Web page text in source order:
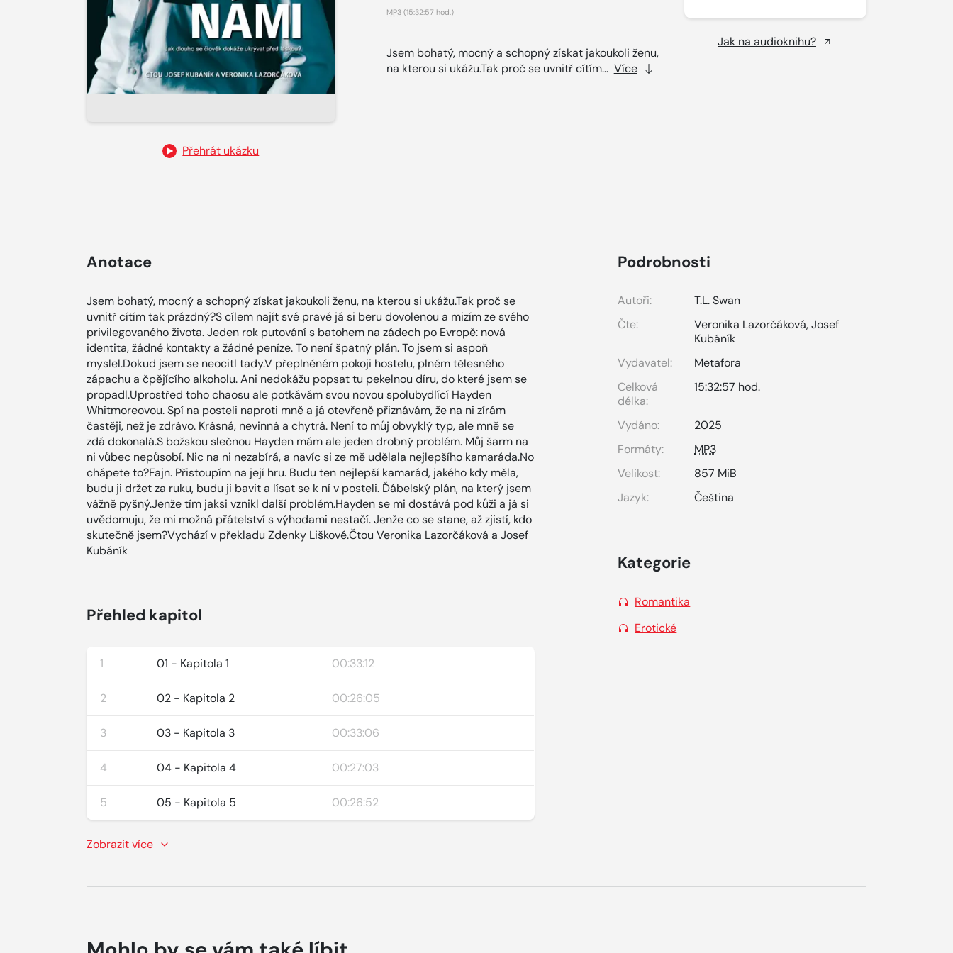
Přehrát ukázku
MP3(15:32:57 hod.)
Jsem bohatý, mocný a schopný získat jakoukoli ženu,
na kterou si ukážu.Tak proč se uvnitř cítím... Více
Jak na audioknihu?
Anotace
Jsem bohatý, mocný a schopný získat jakoukoli ženu, na kterou si ukážu.Tak proč se
uvnitř cítím tak prázdný?S cílem najít své pravé já si beru dovolenou a mizím ze svého
privilegovaného života. Jeden rok putování s batohem na zádech po Evropě: nová
identita, žádné kontakty a žádné peníze. To není špatný plán. To jsem si aspoň
myslel.Dokud jsem se neocitl tady.V přeplněném pokoji hostelu, plném tělesného
zápachu a čpějícího alkoholu. Ani nedokážu popsat tu pekelnou díru, do které jsem se
propadl.Uprostřed toho chaosu ale potkávám svou novou spolubydlící Hayden
Whitmoreovou. Spí na posteli naproti mně a já otevřeně přiznávám, že na ni zírám
častěji, než je zdrávo. Krásná, nevinná a chytrá. Není to můj obvyklý typ, ale mně se
zdá dokonalá.S božskou slečnou Hayden mám ale jeden drobný problém. Můj šarm na
ni vůbec nepůsobí. Nic na ni nezabírá, a navíc si ze mě udělala nejlepšího kamaráda.No
chápete to?Fajn. Přistoupím na její hru. Budu ten nejlepší kamarád, jakého kdy měla,
budu ji držet za ruku, budu ji bavit a lísat se k ní v posteli. Ďábelský plán, na který jsem
vážně pyšný.Jenže tím jaksi vznikl další problém.Hayden se mi dostává pod kůži a já si
uvědomuju, že mi možná přátelství s výhodami nestačí. Jenže co se stane, až zjistí, kdo
skutečně jsem?Vychází v překladu Zdenky Liškové.Čtou Veronika Lazorčáková a Josef
Kubáník
Přehled kapitol
1 01 - Kapitola 1 00:33:12
2 02 - Kapitola 2 00:26:05
3 03 - Kapitola 3 00:33:06
4 04 - Kapitola 4 00:27:03
5 05 - Kapitola 5 00:26:52
Zobrazit více
Podrobnosti
Autoři:
T.L. Swan
Čte:
Veronika Lazorčáková,Josef
Kubáník
Vydavatel:
Metafora
Celková
délka:
15:32:57 hod.
Vydáno:
2025
Formáty:
MP3
Velikost:
857 MiB
Jazyk:
Čeština
Kategorie
Romantika
Erotické